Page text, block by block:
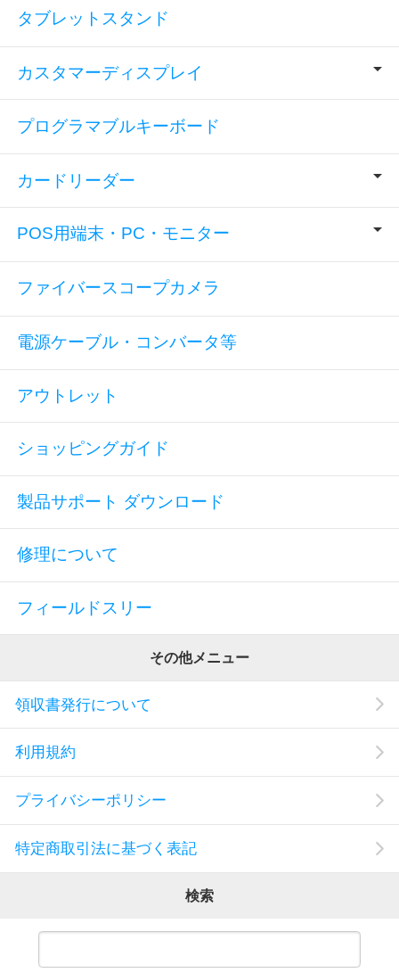
タブレットスタンド
カスタマーディスプレイ
プログラマブルキーボード
カードリーダー
POS用端末・PC・モニター
ファイバースコープカメラ
電源ケーブル・コンバータ等
アウトレット
ショッピングガイド
製品サポート ダウンロード
修理について
フィールドスリー
その他メニュー
領収書発行について
利用規約
プライバシーポリシー
特定商取引法に基づく表記
検索